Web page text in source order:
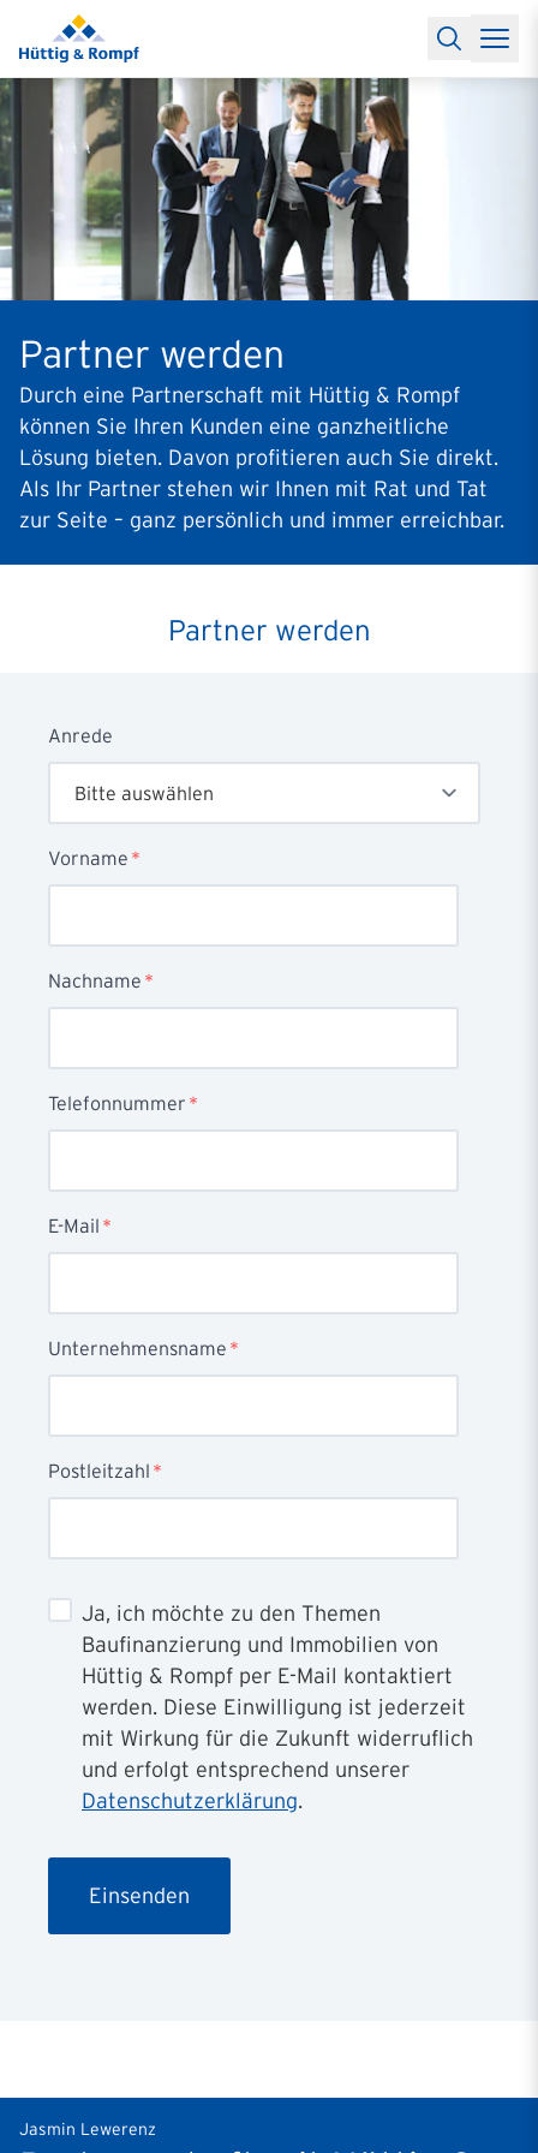
Baufinanzierung
RechnerBaufinanzierungsrechner
Anschlussfinanzierung
Partnerschaft Partner werdenErfolgreiche Partnerschaften
Reports
Käuferprofile 202610 Jahre Städtevergleich
Charts & Rechner Aktuelle Bauzinsen
Einbindung
News & Events
Updates erhaltenAlle Termine
Über uns
Ihre Ansprechpartner
Partner werden
Durch eine Partnerschaft mit Hüttig & Rompf
können Sie Ihren Kunden eine ganzheitliche
Lösung bieten. Davon profitieren auch Sie direkt.
Als Ihr Partner stehen wir Ihnen mit Rat und Tat
zur Seite – ganz persönlich und immer erreichbar.
Partner werden
Anrede
Vorname *
Nachname *
Telefonnummer *
E-Mail *
Unternehmensname *
Postleitzahl *
Ja, ich möchte zu den Themen
Baufinanzierung und Immobilien von
Hüttig & Rompf per E-Mail kontaktiert
werden. Diese Einwilligung ist jederzeit
mit Wirkung für die Zukunft widerruflich
und erfolgt entsprechend unserer
Datenschutzerklärung.
Jasmin Lewerenz